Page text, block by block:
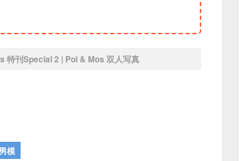
特刊Special 2 | Pol & Mos 双人写真
模